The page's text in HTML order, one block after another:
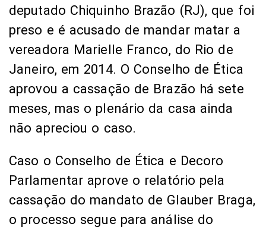
deputado Chiquinho Brazão (RJ), que foi
preso e é acusado de mandar matar a
vereadora Marielle Franco, do Rio de
Janeiro, em 2014. O Conselho de Ética
aprovou a cassação de Brazão há sete
meses, mas o plenário da casa ainda
não apreciou o caso.
Caso o Conselho de Ética e Decoro
Parlamentar aprove o relatório pela
cassação do mandato de Glauber Braga,
o processo segue para análise do